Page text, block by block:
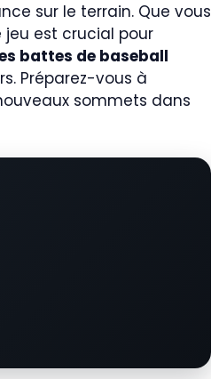
sur le terrain. Que vous
est crucial pour
battes de baseball
Préparez-vous à
sommets dans